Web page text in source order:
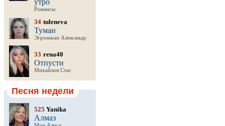
утро
Романсы
34 tuleneva
Туман
Эгромжан Александр
33 rena40
Отпусти
Михайлов Стас
Песня недели
525 Yanika
Алмаз